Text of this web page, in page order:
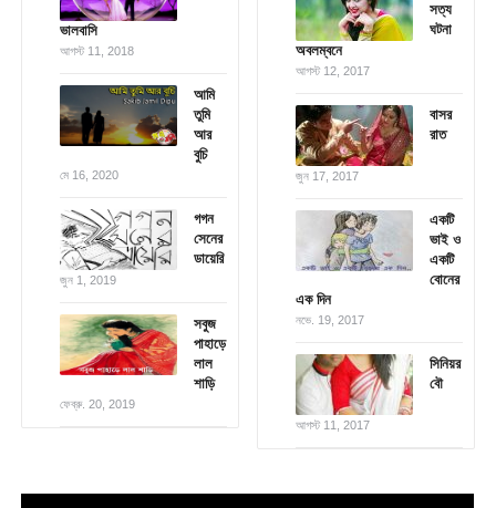
ভালবাসি
আগস্ট 11, 2018
আমি
তুমি
আর
বুচি
মে 16, 2020
গগন
সেনের
ডায়েরি
জুন 1, 2019
সবুজ
পাহাড়ে
লাল
শাড়ি
ফেব্রু. 20, 2019
সত্য
ঘটনা
অবলম্বনে
আগস্ট 12, 2017
বাসর
রাত
জুন 17, 2017
একটি
ভাই ও
একটি
বোনের
এক দিন
নভে. 19, 2017
সিনিয়র
বৌ
আগস্ট 11, 2017